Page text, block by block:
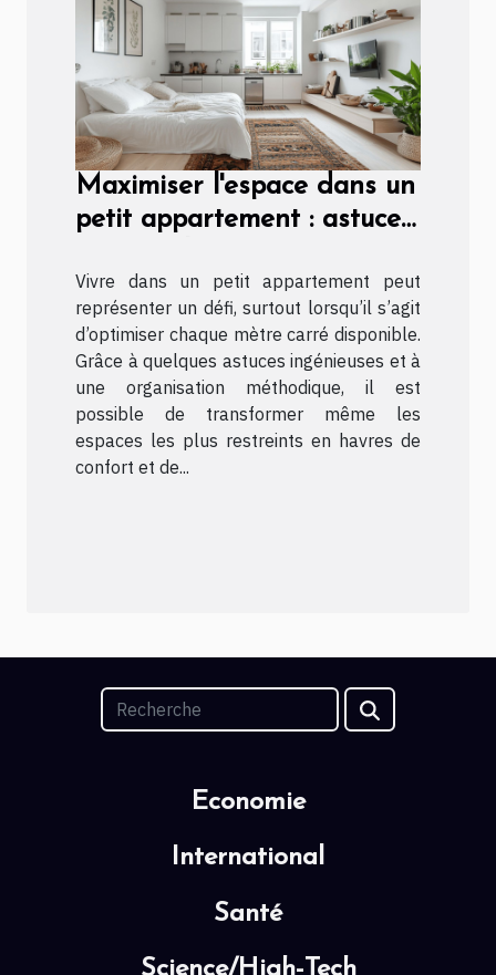
Maximiser l'espace dans un
petit appartement : astuces
Vivre dans un petit appartement peut
représenter un défi, surtout lorsqu’il s’agit
d’optimiser chaque mètre carré disponible.
Grâce à quelques astuces ingénieuses et à
une organisation méthodique, il est
possible de transformer même les
espaces les plus restreints en havres de
confort et de...
Economie
International
Santé